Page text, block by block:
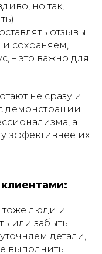
но так,
отзывы
сохраняем,
– это важно для
не сразу и
демонстрации
а
эффективнее их
тоже люди и
или забыть;
детали,
выполнить